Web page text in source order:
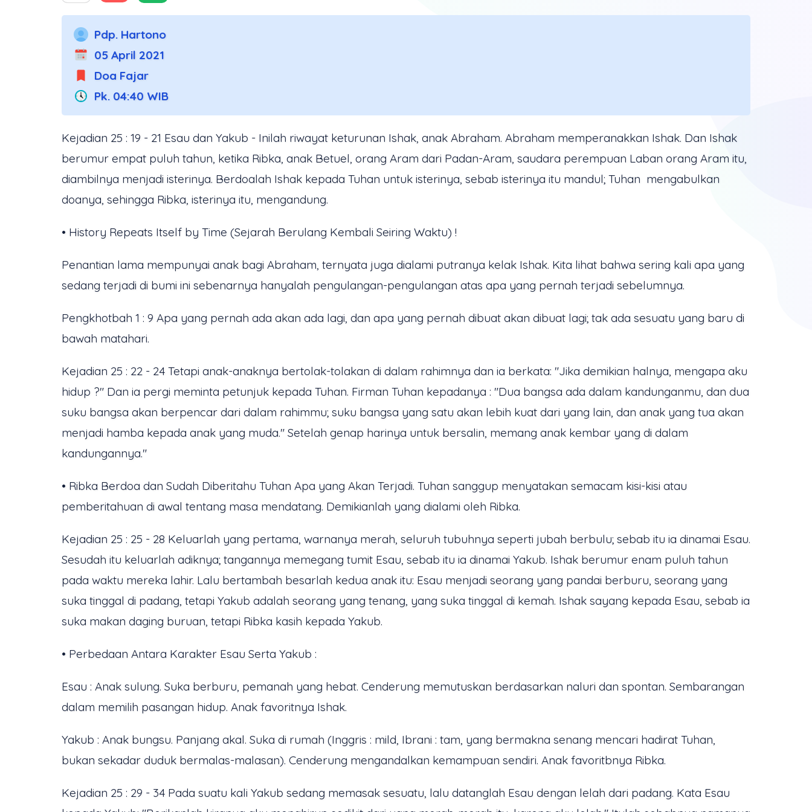
Pdp. Hartono
05 April 2021
Doa Fajar
Pk. 04:40 WIB
Kejadian 25 : 19 - 21 Esau dan Yakub - Inilah riwayat keturunan Ishak, anak Abraham. Abraham memperanakkan Ishak. Dan Ishak
berumur empat puluh tahun, ketika Ribka, anak Betuel, orang Aram dari Padan-Aram, saudara perempuan Laban orang Aram itu,
diambilnya menjadi isterinya. Berdoalah Ishak kepada Tuhan untuk isterinya, sebab isterinya itu mandul; Tuhan mengabulkan
doanya, sehingga Ribka, isterinya itu, mengandung.
• History Repeats Itself by Time (Sejarah Berulang Kembali Seiring Waktu) !
Penantian lama mempunyai anak bagi Abraham, ternyata juga dialami putranya kelak Ishak. Kita lihat bahwa sering kali apa yang
sedang terjadi di bumi ini sebenarnya hanyalah pengulangan-pengulangan atas apa yang pernah terjadi sebelumnya.
Pengkhotbah 1 : 9 Apa yang pernah ada akan ada lagi, dan apa yang pernah dibuat akan dibuat lagi; tak ada sesuatu yang baru di
bawah matahari.
Kejadian 25 : 22 - 24 Tetapi anak-anaknya bertolak-tolakan di dalam rahimnya dan ia berkata: "Jika demikian halnya, mengapa aku
hidup ?" Dan ia pergi meminta petunjuk kepada Tuhan. Firman Tuhan kepadanya : "Dua bangsa ada dalam kandunganmu, dan dua
suku bangsa akan berpencar dari dalam rahimmu; suku bangsa yang satu akan lebih kuat dari yang lain, dan anak yang tua akan
menjadi hamba kepada anak yang muda." Setelah genap harinya untuk bersalin, memang anak kembar yang di dalam
kandungannya."
• Ribka Berdoa dan Sudah Diberitahu Tuhan Apa yang Akan Terjadi. Tuhan sanggup menyatakan semacam kisi-kisi atau
pemberitahuan di awal tentang masa mendatang. Demikianlah yang dialami oleh Ribka.
Kejadian 25 : 25 - 28 Keluarlah yang pertama, warnanya merah, seluruh tubuhnya seperti jubah berbulu; sebab itu ia dinamai Esau.
Sesudah itu keluarlah adiknya; tangannya memegang tumit Esau, sebab itu ia dinamai Yakub. Ishak berumur enam puluh tahun
pada waktu mereka lahir. Lalu bertambah besarlah kedua anak itu: Esau menjadi seorang yang pandai berburu, seorang yang
suka tinggal di padang, tetapi Yakub adalah seorang yang tenang, yang suka tinggal di kemah. Ishak sayang kepada Esau, sebab ia
suka makan daging buruan, tetapi Ribka kasih kepada Yakub.
• Perbedaan Antara Karakter Esau Serta Yakub :
Esau : Anak sulung. Suka berburu, pemanah yang hebat. Cenderung memutuskan berdasarkan naluri dan spontan. Sembarangan
dalam memilih pasangan hidup. Anak favoritnya Ishak.
Yakub : Anak bungsu. Panjang akal. Suka di rumah (Inggris : mild, Ibrani : tam, yang bermakna senang mencari hadirat Tuhan,
bukan sekadar duduk bermalas-malasan). Cenderung mengandalkan kemampuan sendiri. Anak favoritbnya Ribka.
Kejadian 25 : 29 - 34 Pada suatu kali Yakub sedang memasak sesuatu, lalu datanglah Esau dengan lelah dari padang. Kata Esau